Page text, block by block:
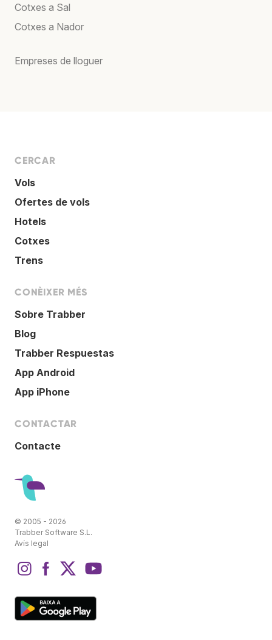
Cotxes a Sal
Cotxes a Nador
Empreses de lloguer
CERCAR
Vols
Ofertes de vols
Hotels
Cotxes
Trens
CONÈIXER MÉS
Sobre Trabber
Blog
Trabber Respuestas
App Android
App iPhone
CONTACTAR
Contacte
© 2005 - 2026
Trabber Software S.L.
Avís legal